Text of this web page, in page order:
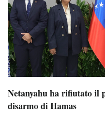
Netanyahu ha rifiutato il
disarmo di Hamas